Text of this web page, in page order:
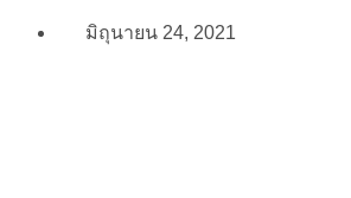
มิถุนายน 24, 2021